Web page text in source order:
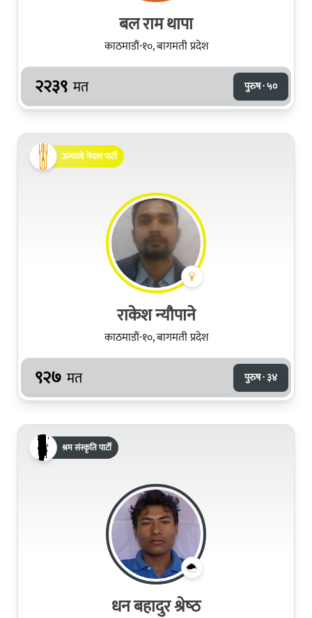
बल राम थापा
काठमाडौं-१०, बागमती प्रदेश
२२३९ मत पुरुष · ५०
उज्यालो नेपाल पार्टी
राकेश न्यौपाने
काठमाडौं-१०, बागमती प्रदेश
९२७ मत पुरुष · ३४
श्रम संस्कृति पार्टी
धन बहादुर श्रेष्‍ठ